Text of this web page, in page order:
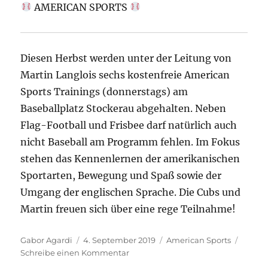
AMERICAN SPORTS
Diesen Herbst werden unter der Leitung von
Martin Langlois sechs kostenfreie American
Sports Trainings (donnerstags) am
Baseballplatz Stockerau abgehalten. Neben
Flag-Football und Frisbee darf natürlich auch
nicht Baseball am Programm fehlen. Im Fokus
stehen das Kennenlernen der amerikanischen
Sportarten, Bewegung und Spaß sowie der
Umgang der englischen Sprache. Die Cubs und
Martin freuen sich über eine rege Teilnahme!
Autor
Gabor Agardi
Veröffentlicht
am
4. September 2019 Kategorien
American Sports
Schreibe einen Kommentarzu